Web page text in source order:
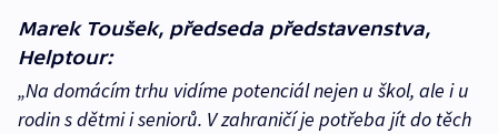
Marek Toušek, předseda představenstva,
Helptour:
„Na domácím trhu vidíme potenciál nejen u škol, ale i u
rodin s dětmi i seniorů. V zahraničí je potřeba jít do těch